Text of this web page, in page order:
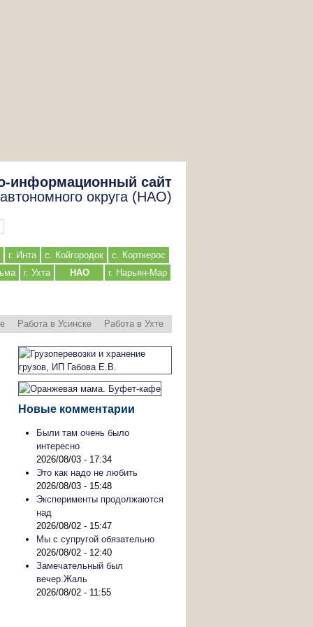
информационный сайт
округа (НАО)
г. Инта с. Койгородок
с. Корткерос
г. Ухта НАО г. Нарьян-Мар
Работа в Усинске Работа в Ухте
Новые комментарии
Были там очень было
интересно
2026/08/03 - 17:34
Это как надо не любить
2026/08/03 - 15:48
Эксперименты продолжаются
над
2026/08/02 - 15:47
Мы с супругой обязательно
2026/08/02 - 12:40
Замечательный был
вечер.Жаль
2026/08/02 - 11:55